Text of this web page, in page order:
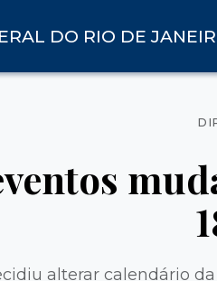
DO RIO DE
alterar calendário